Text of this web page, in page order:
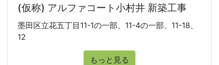
(仮称) アルファコート小村井 新築工事
墨田区立花五丁目11-1の一部、11-4の一部、11-18、
12
もっと見る